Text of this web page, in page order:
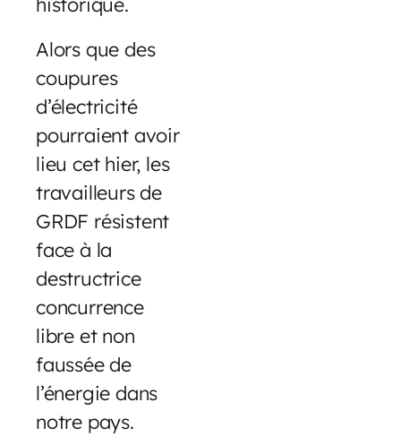
Alors que des
coupures
d’électricité
pourraient avoir
lieu cet hier, les
travailleurs de
GRDF résistent
face à la
destructrice
concurrence
libre et non
faussée de
l’énergie dans
notre pays.